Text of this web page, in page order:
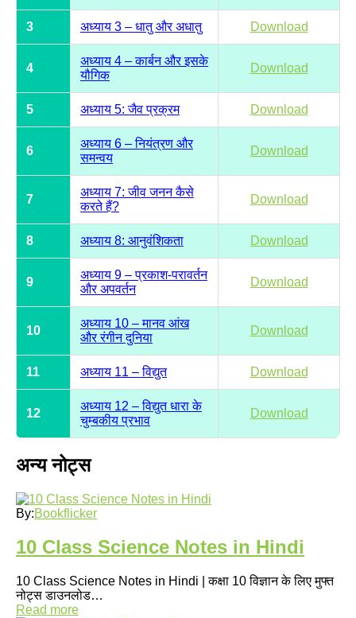
3 अध्याय 3 – धातु और अधातु Download
4
अध्याय 4 – कार्बन और इसके
यौगिक
Download
5 अध्याय 5: जैव प्रक्रम Download
6
अध्याय 6 – नियंत्रण और
समन्वय
Download
7
अध्याय 7: जीव जनन कैसे
करते हैं?
Download
8 अध्याय 8: आनुवंशिकता Download
9
अध्याय 9 – प्रकाश-परावर्तन
और अपवर्तन
Download
10
अध्याय 10 – मानव आंख
और रंगीन दुनिया
Download
11 अध्याय 11 – विद्युत Download
12
अध्याय 12 – विद्युत धारा के
चुम्बकीय प्रभाव
Download
अन्य नोट्स
By:Bookflicker
10 Class Science Notes in Hindi
10 Class Science Notes in Hindi | कक्षा 10 विज्ञान के लिए मुफ्त
नोट्स डाउनलोड…
Read more